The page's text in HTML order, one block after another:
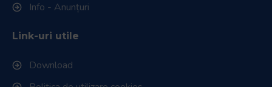
Info - Anunțuri
Link-uri utile
Download